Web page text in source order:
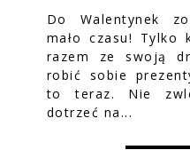
Do Walentynek
mało czasu!
razem ze swoją
robić sobie
to teraz. Nie
dotrzeć na...